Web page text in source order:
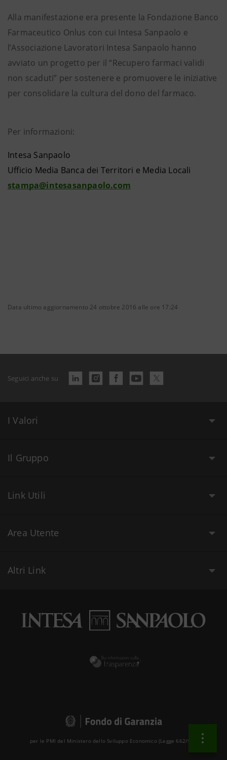
Alla manifestazione era presente la Fondazione Banco
Farmaceutico Onlus con cui Intesa Sanpaolo e
l’Associazione Lavoratori Intesa Sanpaolo hanno
avviato un progetto per il “Recupero farmaci validi
non scaduti” per sostenere e promuovere le iniziative
per consolidare la cultura del dono del farmaco.
Per informazioni:
Intesa Sanpaolo
Ufficio Media Banca dei Territori e Media Locali
stampa@intesasanpaolo.com
Data ultimo aggiornamento 24 ottobre 2016 alle ore 17:24
Seguici anche su
I Valori
Il Gruppo
Link Utili
Area Utente
Altri Link
per le PMI del Ministero dello Sviluppo Economico (Legge 662/96 )